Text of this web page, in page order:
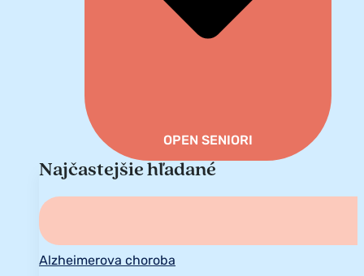
OPEN SENIORI
Najčastejšie hľadané
Alzheimerova choroba